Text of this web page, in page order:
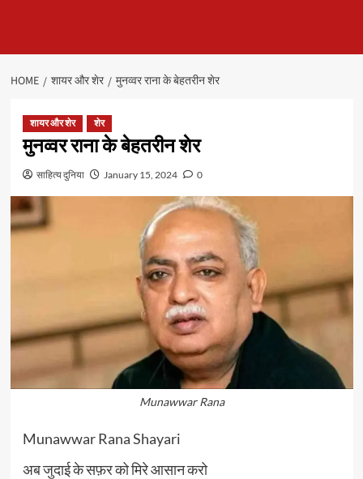
HOME शायर और शेर मुनव्वर राना के बेहतरीन शेर
शायर और शेर शेर
मुनव्वर राना के बेहतरीन शेर
साहित्य दुनिया January 15, 2024 0
Munawwar Rana
Munawwar Rana Shayari
अब जुदाई के सफ़र को मिरे आसान करो